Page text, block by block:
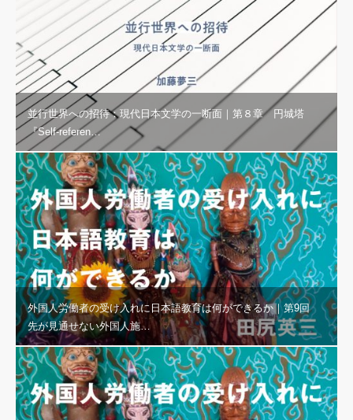
並行世界への招待：現代日本文学の一断面｜第８章 円城塔
『Self-referen…
外国人労働者の受け入れに日本語教育は何ができるか｜第9回
先が見通せない外国人施…